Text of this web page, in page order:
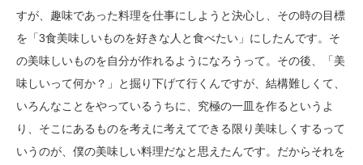
すが、趣味であった料理を仕事にしようと決心し、その時の目標
を「3食美味しいものを好きな人と食べたい」にしたんです。そ
の美味しいものを自分が作れるようになろうって。その後、「美
味しいって何か？」と掘り下げて行くんですが、結構難しくて、
いろんなことをやっているうちに、究極の一皿を作るというよ
り、そこにあるものを考えに考えてできる限り美味しくするって
いうのが、僕の美味しい料理だなと思えたんです。だからそれを